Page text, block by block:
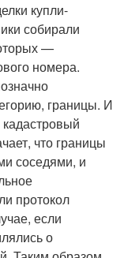
купли-
собирали
—
номера.
границы. И
что границы
соседями, и
протокол
если
о